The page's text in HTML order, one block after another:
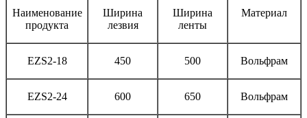
Наименование
продукта
Ширина
лезвия
Ширина
ленты
Материал
EZS2-18 450 500 Вольфрам
EZS2-24 600 650 Вольфрам